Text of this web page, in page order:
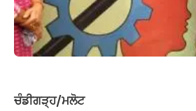
ਚੰਡੀਗੜ੍ਹ/ਮਲੋਟ